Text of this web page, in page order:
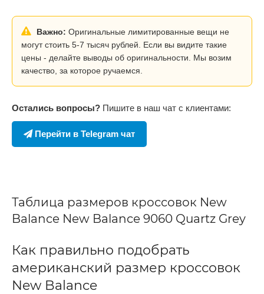
Важно: Оригинальные лимитированные вещи не
могут стоить 5-7 тысяч рублей. Если вы видите такие
цены - делайте выводы об оригинальности. Мы возим
качество, за которое ручаемся.
Остались вопросы? Пишите в наш чат с клиентами:
Перейти в Telegram чат
Таблица размеров кроссовок New
Balance New Balance 9060 Quartz Grey
Как правильно подобрать
американский размер кроссовок
New Balance